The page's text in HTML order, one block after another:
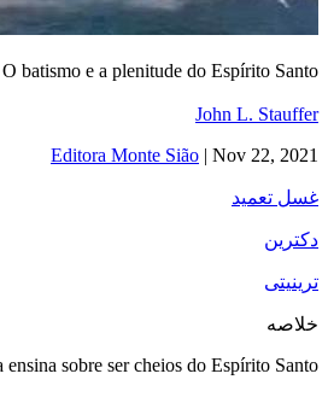
O batismo e a plenitude do
Editora Monte Sião |
O que a Bíblia ensina sobre ser cheios do